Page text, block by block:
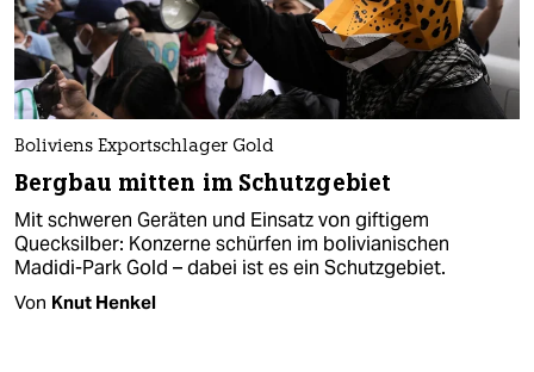
Boliviens Exportschlager Gold
Bergbau mitten im Schutzgebiet
Mit schweren Geräten und Einsatz von giftigem
Quecksilber: Konzerne schürfen im bolivianischen
Madidi-Park Gold – dabei ist es ein Schutzgebiet.
Von Knut Henkel